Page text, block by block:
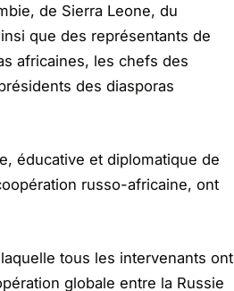
de Sierra Leone, du
que des représentants de
africaines, les chefs des
des diasporas
éducative et diplomatique de
russo-africaine, ont
tous les intervenants ont
globale entre la Russie